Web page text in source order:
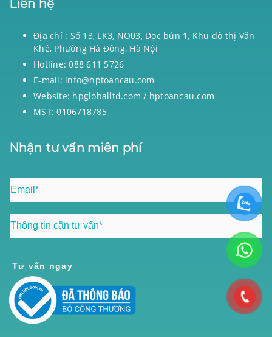
Liên hệ
Địa chỉ : Số 13, LK3, NO03, Dọc bún 1, Khu đô thị Văn
Khê, Phường Hà Đông, Hà Nội
Hotline: 088 611 5726
E-mail: info@hptoancau.com
Website: hpgloballtd.com / hptoancau.com
MST: 0106718785
Nhận tư vấn miên phí
Tư vấn ngay